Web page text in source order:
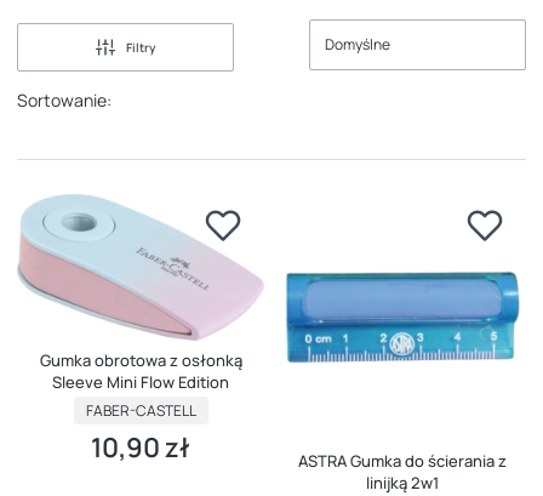
Filtry
Sortowanie:
Domyślne
Gumka obrotowa z osłonką
Sleeve Mini Flow Edition
PRODUCENT
FABER-CASTELL
Cena
10,90 zł
ASTRA Gumka do ścierania z
linijką 2w1